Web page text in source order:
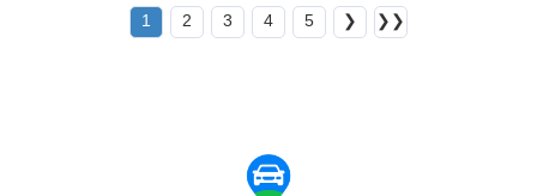
1 2 3 4 5 ❯ ❯❯